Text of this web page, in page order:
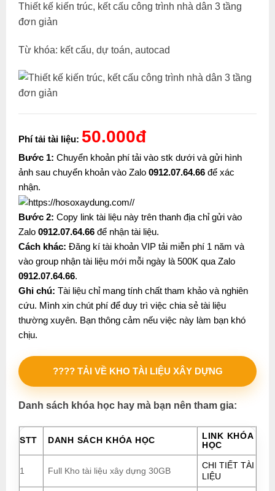
Thiết kế kiến trúc, kết cấu công trình nhà dân 3 tầng
đơn giản
Từ khóa: kết cấu, dự toán, autocad
Phí tải tài liệu: 50.000đ
Bước 1: Chuyển khoản phí tải vào stk dưới và gửi hình
ảnh sau chuyển khoản vào Zalo 0912.07.64.66để xác
nhận.
Bước 2: Copy link tài liệu này trên thanh địa chỉ gửi vào
Zalo 0912.07.64.66để nhận tài liệu.
Cách khác: Đăng kí tài khoản VIP tải miễn phí 1 năm và
vào group nhận tài liệu mới mỗi ngày là 500K qua Zalo
0912.07.64.66.
Ghi chú: Tài liệu chỉ mang tính chất tham khảo và nghiên
cứu. Mình xin chút phí để duy trì việc chia sẻ tài liệu
thường xuyên. Bạn thông cảm nếu việc này làm bạn khó
chịu.
???? TẢI VỀ KHO TÀI LIỆU XÂY DỰNG
Danh sách khóa học hay mà bạn nên tham gia:
STT DANH SÁCH KHÓA HỌC
LINK KHÓA
HỌC
1 Full Kho tài liệu xây dựng 30GB
CHI TIẾT TÀI
LIỆU